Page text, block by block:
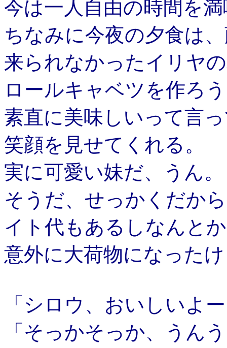
今は一人自由の時間を
ちなみに今夜の夕食は
来られなかったイリヤ
ロールキャベツを作ろ
素直に美味しいって言
笑顔を見せてくれる。
実に可愛い妹だ、うん。
そうだ、せっかくだか
イト代もあるしなんと
意外に大荷物になった
「シロウ、おいしいよ
「そっかそっか、うん